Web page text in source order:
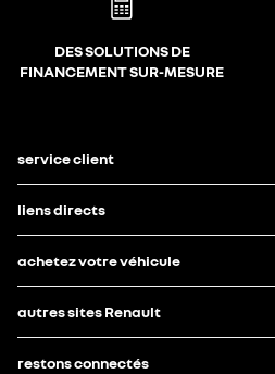
DES SOLUTIONS DE
FINANCEMENT SUR-MESURE
service client
liens directs
achetez votre véhicule
autres sites Renault
restons connectés